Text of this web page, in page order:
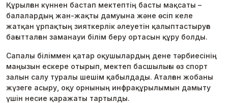
Құрылған күннен бастап мектептің басты мақсаты –
балалардың жан-жақты дамуына және өсіп келе
жатқан ұрпақтың зияткерлік әлеуетін қалыптастыруға
бағытталған заманауи білім беру ортасын құру болды.
Сапалы біліммен қатар оқушылардың дене тәрбиесінің
маңызын ескере отырып, мектеп басшылығы өз спорт
залын салу туралы шешім қабылдады. Аталған жобаны
жүзеге асыру, оқу орнының инфрақұрылымын дамыту
үшін несие қаражаты тартылды.